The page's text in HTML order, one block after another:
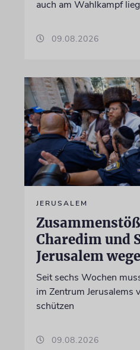
auch am Wahlkampf
09.08.2026
JERUSALEM
Charedim und
Jerusalem
Seit sechs Wochen
im Zentrum Jerusalems
schützen
09.08.2026